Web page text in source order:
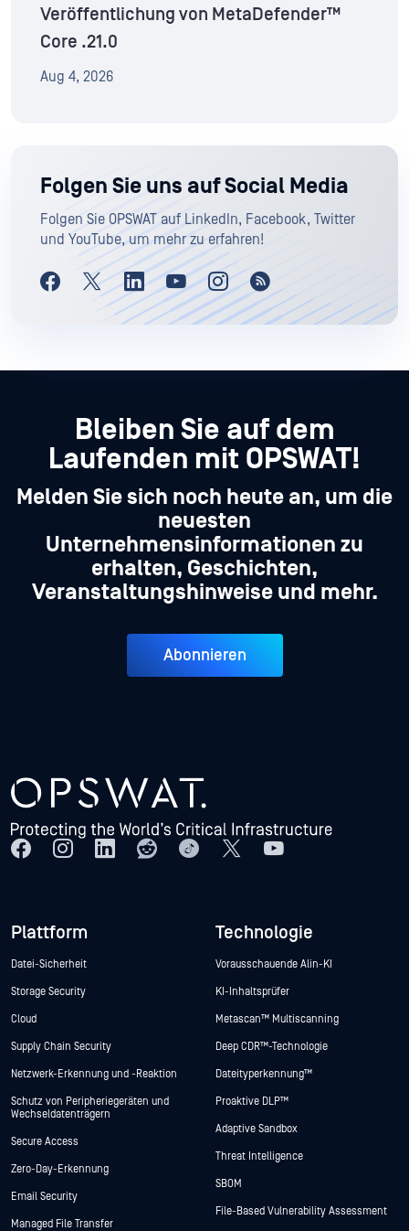
Veröffentlichung von MetaDefender™
Core .21.0
Aug 4, 2026
Folgen Sie uns auf Social Media
Folgen Sie OPSWAT auf LinkedIn, Facebook, Twitter
und YouTube, um mehr zu erfahren!
Bleiben Sie auf dem
Laufenden mit OPSWAT!
Melden Sie sich noch heute an, um die
neuesten
Unternehmensinformationen zu
erhalten, Geschichten,
Veranstaltungshinweise und mehr.
Abonnieren
Plattform
Datei-Sicherheit
Storage Security
Cloud
Supply Chain Security
Netzwerk-Erkennung und -Reaktion
Schutz von Peripheriegeräten und
Wechseldatenträgern
Secure Access
Zero-Day-Erkennung
Email Security
Managed File Transfer
Technologie
Vorausschauende Alin-KI
KI-Inhaltsprüfer
Metascan™ Multiscanning
Deep CDR™-Technologie
Dateityperkennung™
Proaktive DLP™
Adaptive Sandbox
Threat Intelligence
SBOM
File-Based Vulnerability Assessment